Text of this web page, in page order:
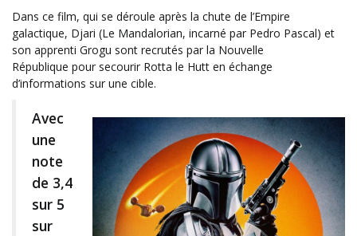
Dans ce film, qui se déroule après la chute de l’Empire
galactique, Djari (Le Mandalorian, incarné par Pedro Pascal) et
son apprenti Grogu sont recrutés par la Nouvelle
République pour secourir Rotta le Hutt en échange
d’informations sur une cible.
Avec
une
note
de 3,4
sur 5
sur